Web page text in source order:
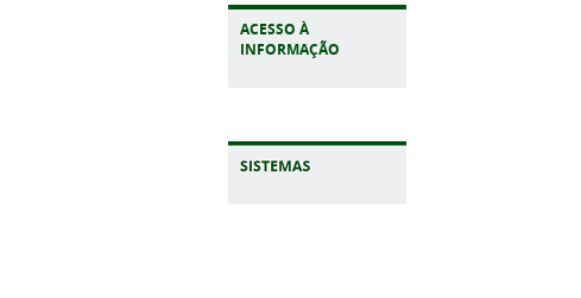
ACESSO À
INFORMAÇÃO